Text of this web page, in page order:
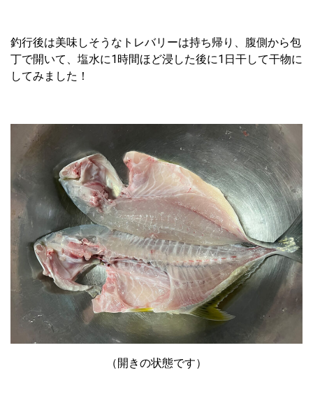
釣行後は美味しそうなトレバリーは持ち帰り、腹側から包
丁で開いて、塩水に1時間ほど浸した後に1日干して干物に
してみました！
（開きの状態です）